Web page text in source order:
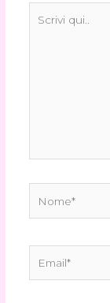
qui..